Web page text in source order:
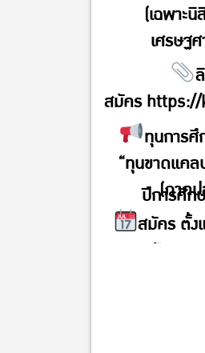
(เฉพาะ
เศรษฐ
สมัครhttps://
ทุนการศึ
“ทุนขาดแค
(ภาค
ปีการศึก
สมัคร ตั้ง
ธันวาคม